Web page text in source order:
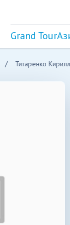
Grand Tour
Титаренко Кирилл